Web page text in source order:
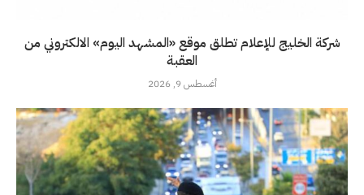
شركة الخليج للإعلام تطلق موقع «المشهد اليوم» الالكتروني من
العقبة
أغسطس 9, 2026